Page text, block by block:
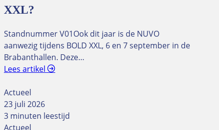
XXL?
Standnummer V01Ook dit jaar is de NUVO
aanwezig tijdens BOLD XXL, 6 en 7 september in de
Brabanthallen. Deze…
Lees artikel
Actueel
23 juli 2026
3 minuten leestijd
Actueel